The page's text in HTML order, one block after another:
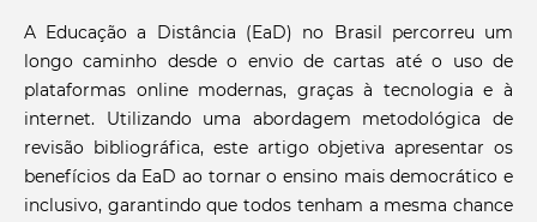
A Educação a Distância (EaD) no Brasil percorreu um
longo caminho desde o envio de cartas até o uso de
plataformas online modernas, graças à tecnologia e à
internet. Utilizando uma abordagem metodológica de
revisão bibliográfica, este artigo objetiva apresentar os
benefícios da EaD ao tornar o ensino mais democrático e
inclusivo, garantindo que todos tenham a mesma chance